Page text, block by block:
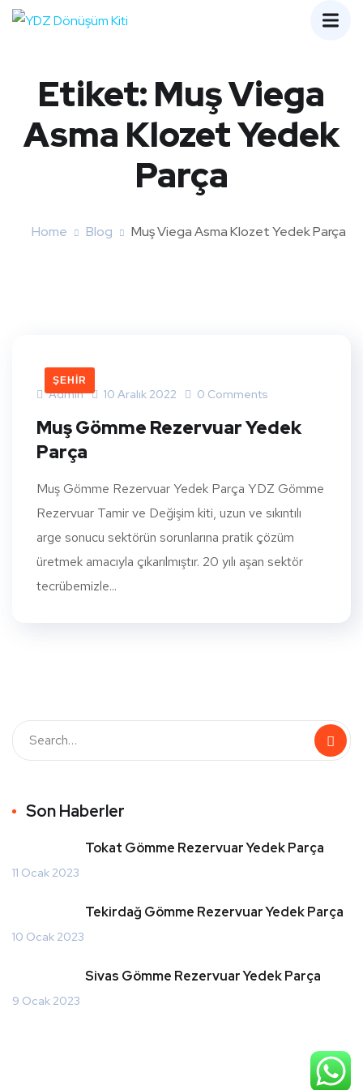
Etiket:Muş Viega
Asma Klozet Yedek
Parça
Home Blog Muş Viega Asma Klozet Yedek Parça
ŞEHIR
Admin 10 Aralık 2022 0 Comments
Muş Gömme Rezervuar Yedek
Parça
Muş Gömme Rezervuar Yedek Parça YDZ Gömme
Rezervuar Tamir ve Değişim kiti, uzun ve sıkıntılı
arge sonucu sektörün sorunlarına pratik çözüm
üretmek amacıyla çıkarılmıştır. 20 yılı aşan sektör
tecrübemizle...
Son Haberler
Tokat Gömme Rezervuar Yedek Parça
11 Ocak 2023
Tekirdağ Gömme Rezervuar Yedek Parça
10 Ocak 2023
Sivas Gömme Rezervuar Yedek Parça
9 Ocak 2023